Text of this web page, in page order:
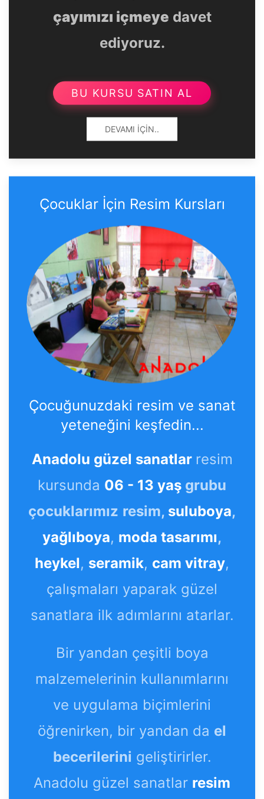
çayımızı içmeye davet
ediyoruz.
BU KURSU SATIN AL
DEVAMI İÇIN..
Çocuklar İçin Resim Kursları
Çocuğunuzdaki resim ve sanat
yeteneğini keşfedin...
Anadolu güzel sanatlar resim
kursunda 06 - 13 yaş grubu
çocuklarımız resim, suluboya,
yağlıboya, moda tasarımı,
heykel, seramik, cam vitray,
çalışmaları yaparak güzel
sanatlara ilk adımlarını atarlar.
Bir yandan çeşitli boya
malzemelerinin kullanımlarını
ve uygulama biçimlerini
öğrenirken, bir yandan da el
becerilerini geliştirirler.
Anadolu güzel sanatlar resim